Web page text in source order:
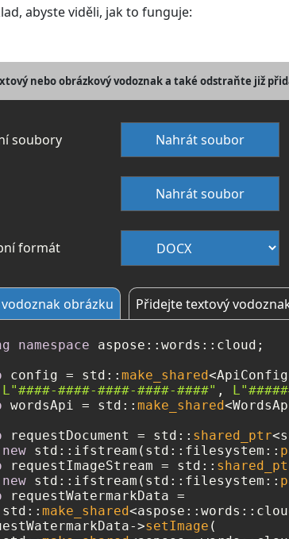
abyste viděli, jak to funguje:
nebo obrázkový vodoznak a také odstraňte již
soubory Nahrát soubor
Nahrát soubor
formát
obrázku Přidejte textový
namespace aspose::words::cloud;
config = std:: make_shared
L"####-####-####-####-####" ,
wordsApi = std:: make_shared
requestDocument = std:: shared_ptr
new std::ifstream(std::filesystem::
requestImageStream = std::
new std::ifstream(std::filesystem::
requestWatermarkData =
make_shared
>setImage (